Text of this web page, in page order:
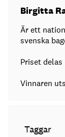
Birgitta
Är ett
svenska
Priset
Vinnaren
Taggar